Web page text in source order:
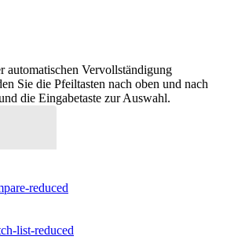
automatischen Vervollständigung
Sie die Pfeiltasten nach oben und nach
die Eingabetaste zur Auswahl.